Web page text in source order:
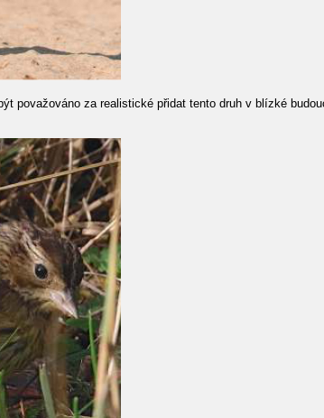
považováno za realistické přidat tento druh v blízké